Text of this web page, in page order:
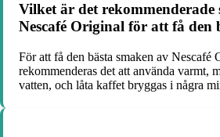
Vilket är det rekommenderade
Nescafé Original för att få den
För att få den bästa smaken av Nescafé
rekommenderas det att använda varmt,
vatten, och låta kaffet bryggas i några